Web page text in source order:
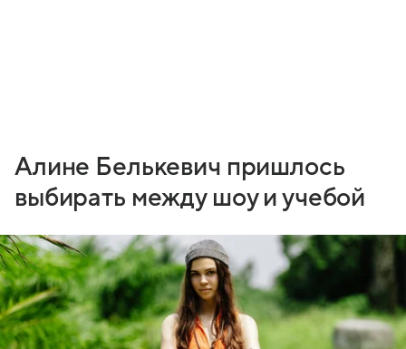
Алине Белькевич пришлось
выбирать между шоу и учебой